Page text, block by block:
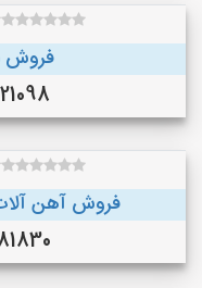
فروش
فروش آهن